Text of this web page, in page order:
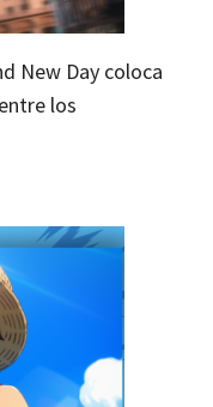
New Day coloca
los